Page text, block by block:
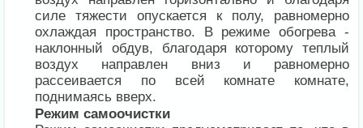
силе тяжести опускается к полу, равномерно
охлаждая пространство. В режиме обогрева -
наклонный обдув, благодаря которому теплый
воздух направлен вниз и равномерно
рассеивается по всей комнате комнате,
поднимаясь вверх.
Режим самоочистки